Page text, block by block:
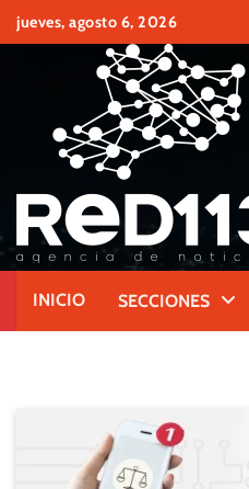
Skipjueves, agosto 6, 2026
INICIO SECCIONES